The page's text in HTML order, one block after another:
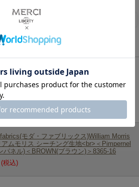
の商品もチェックしています！
モダ・ファブリックス)William Morris
＞(アネモネ)＜TURTLE DOVE(タートルダ
8217-22T
モダ・ファブリックス)William Morris
アムモリス シーチング生地<br>＜Pimpernel
パネル)＜BROWN(ブラウン)＞8365-16
(税込)